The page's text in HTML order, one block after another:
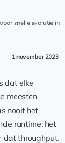
snelle evolutie in
1 november 2023
dat elke
meesten
nooit het
runtime; het
dat throughput,